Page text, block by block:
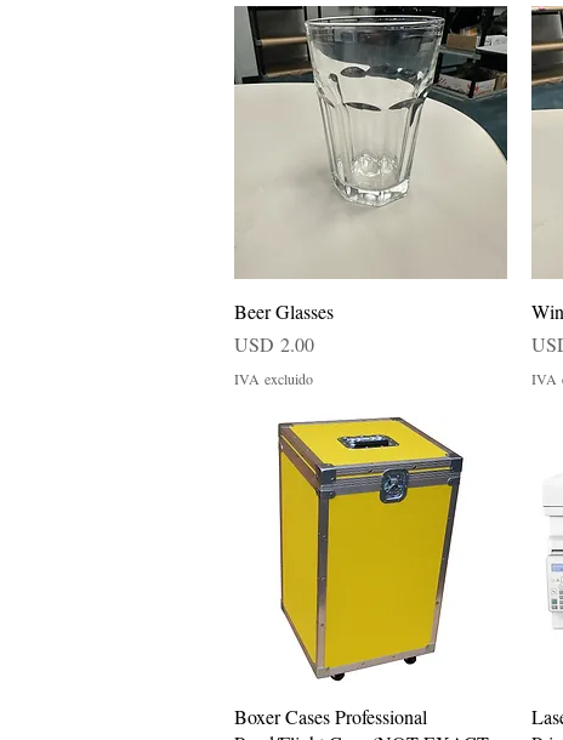
Vista rápida
Beer Glasses
Precio
USD 2.00
IVA excluido IVA
Vista rápida
Boxer Cases Professional